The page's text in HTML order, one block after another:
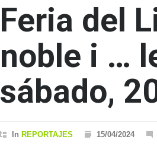
Feria del
noble i …
sábado,
In REPORTAJES 15/04/2024